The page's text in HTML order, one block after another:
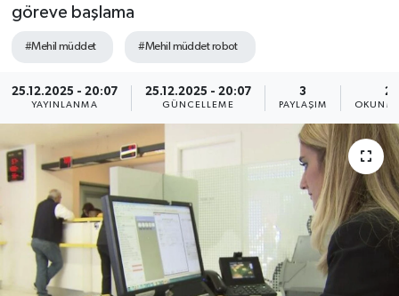
göreve başlama
#Mehil müddet #Mehil müddet robot
25.12.2025 - 20:07
YAYINLANMA
25.12.2025 - 20:07
GÜNCELLEME
3
PAYLAŞIM
2